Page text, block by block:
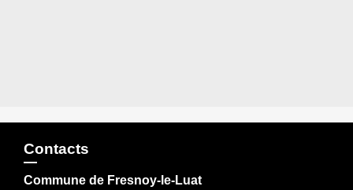
Contacts
Commune de Fresnoy-le-Luat